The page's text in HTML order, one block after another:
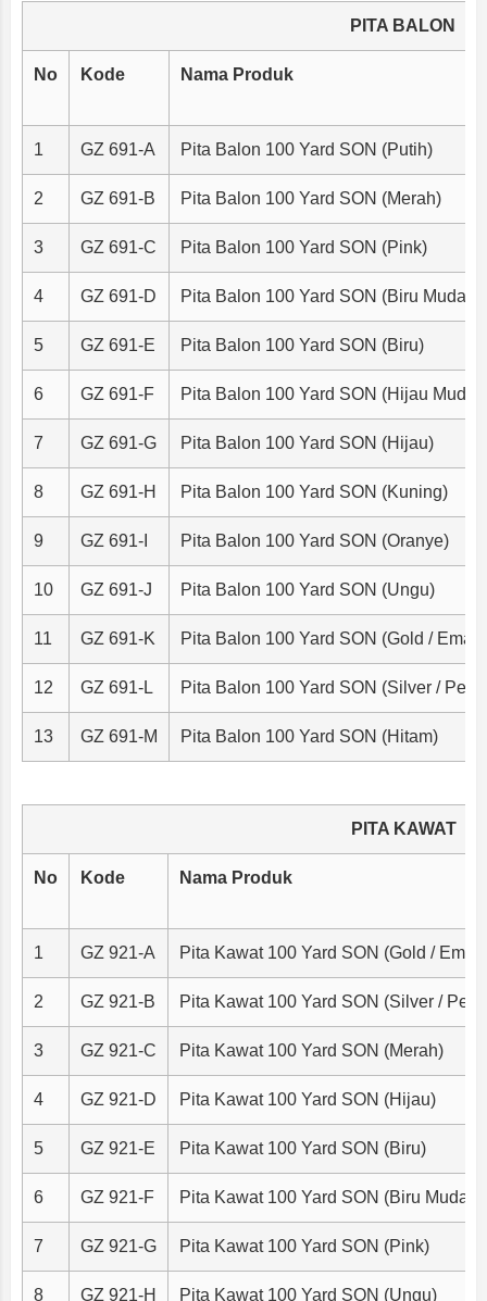
PITA BALON
No Kode Nama Produk
1 GZ 691-A Pita Balon 100 Yard SON (Putih)
2 GZ 691-B Pita Balon 100 Yard SON (Merah)
3 GZ 691-C Pita Balon 100 Yard SON (Pink)
4 GZ 691-D Pita Balon 100 Yard SON (Biru Muda)
5 GZ 691-E Pita Balon 100 Yard SON (Biru)
6 GZ 691-F Pita Balon 100 Yard SON (Hijau Muda)
7 GZ 691-G Pita Balon 100 Yard SON (Hijau)
8 GZ 691-H Pita Balon 100 Yard SON (Kuning)
9 GZ 691-I Pita Balon 100 Yard SON (Oranye)
10 GZ 691-J Pita Balon 100 Yard SON (Ungu)
11 GZ 691-K Pita Balon 100 Yard SON (Gold / Emas)
12 GZ 691-L Pita Balon 100 Yard SON (Silver /
13 GZ 691-M Pita Balon 100 Yard SON (Hitam)
PITA KAWAT
No Kode Nama Produk
1 GZ 921-A Pita Kawat 100 Yard SON (Gold /
2 GZ 921-B Pita Kawat 100 Yard SON (Silver /
3 GZ 921-C Pita Kawat 100 Yard SON (Merah)
4 GZ 921-D Pita Kawat 100 Yard SON (Hijau)
5 GZ 921-E Pita Kawat 100 Yard SON (Biru)
6 GZ 921-F Pita Kawat 100 Yard SON (Biru Muda)
7 GZ 921-G Pita Kawat 100 Yard SON (Pink)
8 GZ 921-H Pita Kawat 100 Yard SON (Ungu)